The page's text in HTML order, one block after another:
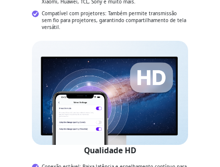
Xiaomi, Huawei, TCL, Sony e muito mais.
Compatível com projetores: Também permite transmissão
sem fio para projetores, garantindo compartilhamento de tela
versátil.
Qualidade HD